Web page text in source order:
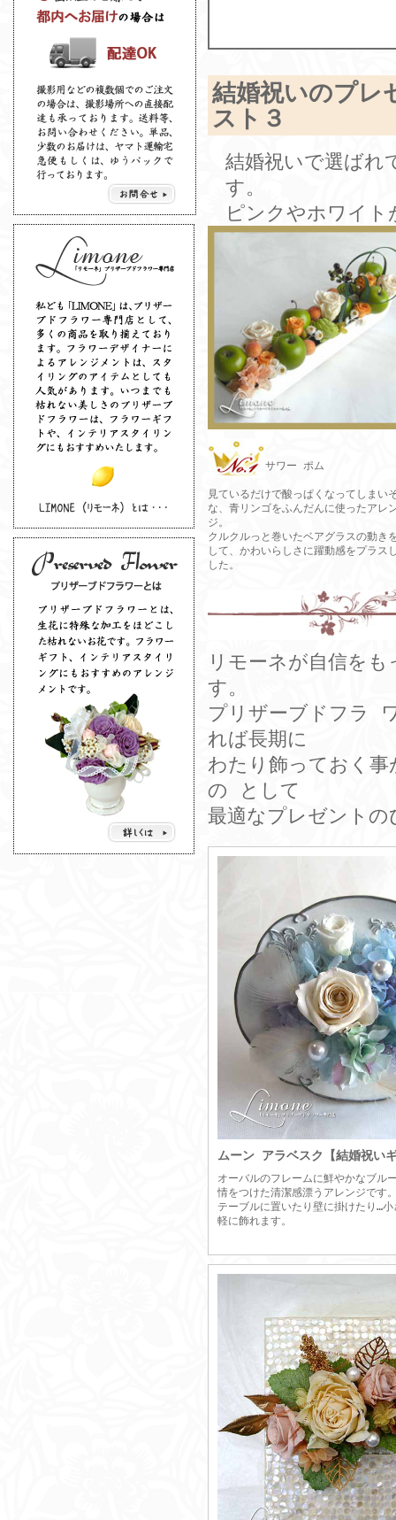
結婚祝いのプレ
スト３
結婚祝いで選ばれ
す。
ピンクやホワイ
サワー ポム
見ているだけで酸っぱくなってしまい
な、青リンゴをふんだんに使ったアレ
ジ。
クルクルっと巻いたベアグラスの動き
して、かわいらしさに躍動感をプラス
した。
リモーネが自信を
す。
プリザーブドフラ
れば長期に
わたり飾っておく
の として
最適なプレゼントの
ムーン アラベスク【結婚祝い
オーバルのフレームに鮮やかなブル
情をつけた清潔感漂うアレンジです
テーブルに置いたり壁に掛けたり…
軽に飾れます。